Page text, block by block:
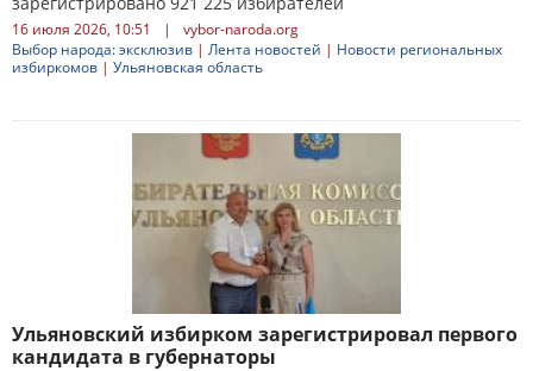
16 июля 2026, 10:51 |
vybor-naroda.org
Выбор народа: эксклюзив | Лента новостей | Новости региональных
избиркомов | Ульяновская область
Ульяновский избирком зарегистрировал первого
кандидата в губернаторы